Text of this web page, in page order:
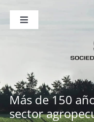
contenido
Toggle
Publicaciones
Sala de Prensa
Eventos
Más de 150
sector